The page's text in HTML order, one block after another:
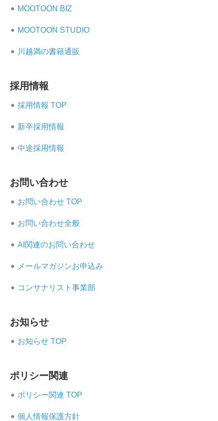
MOOTOON BIZ
MOOTOON STUDIO
川越満の書籍通販
採用情報
採用情報 TOP
新卒採用情報
中途採用情報
お問い合わせ
お問い合わせ TOP
お問い合わせ全般
AI関連のお問い合わせ
メールマガジンお申込み
コンサナリスト事業部
お知らせ
お知らせ TOP
ポリシー関連
ポリシー関連 TOP
個人情報保護方針